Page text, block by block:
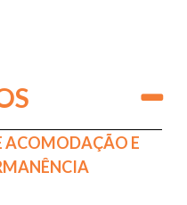
ACOMODAÇÃO E